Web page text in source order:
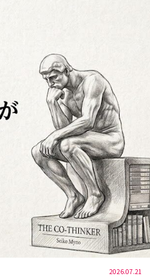
2026.07.21